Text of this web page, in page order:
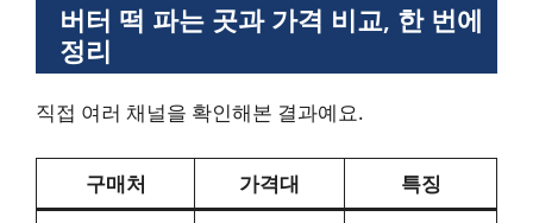
버터 떡 파는 곳과 가격 비교, 한 번에
정리
직접 여러 채널을 확인해본 결과예요.
구매처 가격대 특징